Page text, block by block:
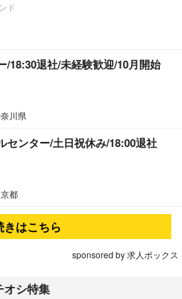
ド
/18:30退社/未経験歓迎/10月開始
川県
センター/土日祝休み/18:00退社
都
きはこちら
sponsored by 求人ボックス
オシ特集